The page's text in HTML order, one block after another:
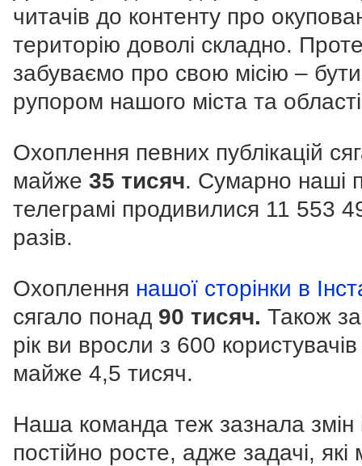
читачів до контенту про
територію доволі складно.
забуваємо про свою місію – бути
рупором нашого міста та
Охоплення певних публікацій
майже 35 тисяч. Сумарно наші
телеграмі продивилися 11 553
разів.
Охоплення нашої сторінки в
сягало понад 90 тисяч. Також
рік ви вросли з 600
майже 4,5 тисяч.
Наша команда теж зазнала змін
постійно росте, адже задачі, які